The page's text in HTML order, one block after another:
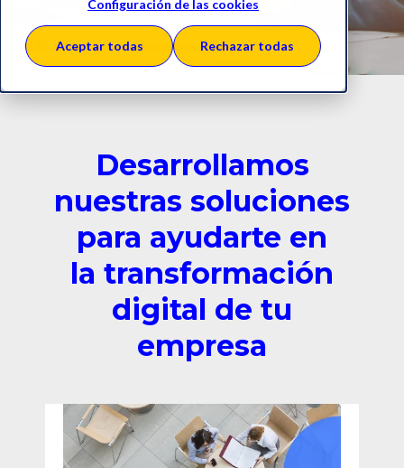
Configuración de las cookies
Aceptar todas Rechazar todas
Desarrollamos
nuestras soluciones
para ayudarte en
la transformación
digital de tu
empresa